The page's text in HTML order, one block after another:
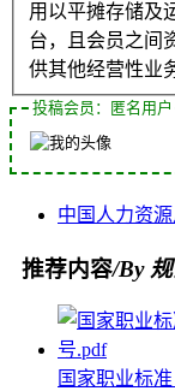
用以平摊存储及
台，且会员之间
供其他经营性业
投稿会员：匿名用户
中国 人力资源
推荐内容/By
国家职业标